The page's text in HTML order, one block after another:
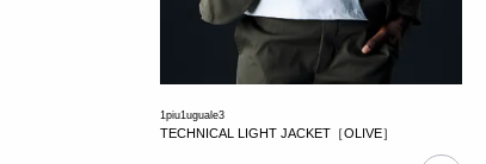
1piu1uguale3
TECHNICAL LIGHT JACKET［OLIVE］